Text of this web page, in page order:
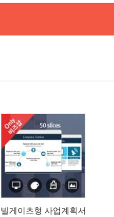
빌게이츠형 사업계획서